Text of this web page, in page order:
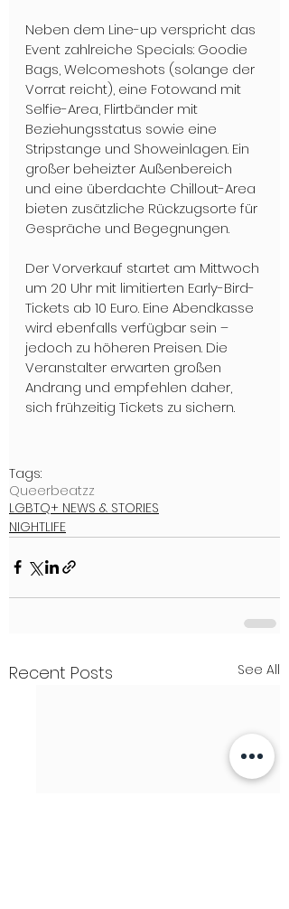
Neben dem Line-up verspricht das
Event zahlreiche Specials: Goodie
Bags, Welcomeshots (solange der
Vorrat reicht), eine Fotowand mit
Selfie-Area, Flirtbänder mit
Beziehungsstatus sowie eine
Stripstange und Showeinlagen. Ein
großer beheizter Außenbereich
und eine überdachte Chillout-Area
bieten zusätzliche Rückzugsorte für
Gespräche und Begegnungen.
Der Vorverkauf startet am Mittwoch
um 20 Uhr mit limitierten Early-Bird-
Tickets ab 10 Euro. Eine Abendkasse
wird ebenfalls verfügbar sein –
jedoch zu höheren Preisen. Die
Veranstalter erwarten großen
Andrang und empfehlen daher,
sich frühzeitig Tickets zu sichern.
Tags:
Queerbeatzz
LGBTQ+ NEWS & STORIES
NIGHTLIFE
Recent Posts See All